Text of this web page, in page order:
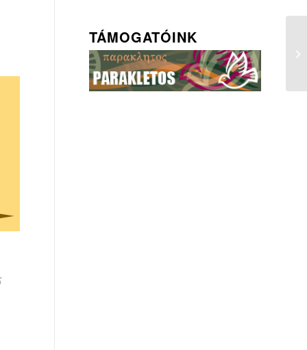
TÁMOGATÓINK